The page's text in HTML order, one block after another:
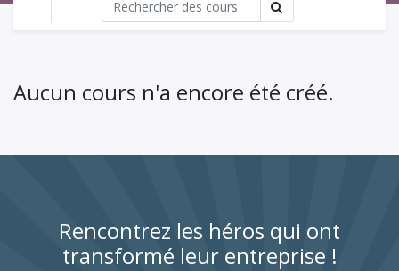
Aucun cours n'a encore été créé.
Rencontrez les héros qui ont
transformé leur entreprise !